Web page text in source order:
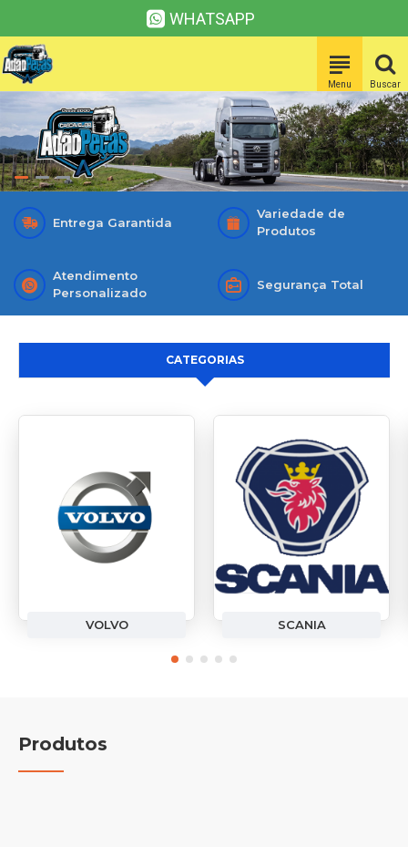
WHATSAPP
Entrega Garantida
Variedade de
Produtos
Atendimento
Personalizado
Segurança Total
CATEGORIAS
VOLVO SCANIA
Produtos